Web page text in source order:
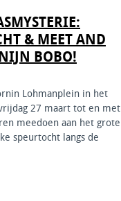
& MEET AND
BOBO!
Lohmanplein in het
27 maart tot en met
meedoen aan het grote
speurtocht langs de